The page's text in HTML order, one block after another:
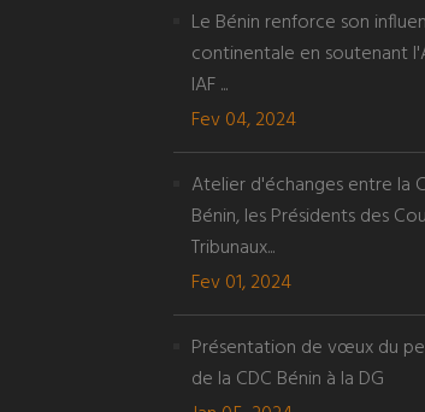
Le Bénin renforce son
continentale en soutenant
IAF ...
Fev 04, 2024
Atelier d'échanges entre la
Bénin, les Présidents des
Tribunaux...
Fev 01, 2024
Présentation de vœux du
de la CDC Bénin à la DG